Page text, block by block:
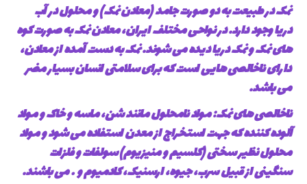
نمک در طبیعت به دو صورت جامد (معادن نمک) و محلول در آب
دریا وجود دارد. در نواحی مختلف ایران، معادن نمک به صورت کوه
های نمک و نمک دریا دیده می شوند. نمک به دست آمده از معادن،
دارای ناخالصی هایی است که برای سلامتی انسان بسیار مضر
می باشد.
ناخالصی های نمک: مواد نامحلول مانند شن، ماسه و خاک و مواد
آلوده کننده که جهت استخراج از معدن استفاده می شود و مواد
محلول نظیر سختی (کلسیم و منیزیوم) سولفات و فلزات
سنگینی از قبیل سرب، جیوه، ارسنیک، کادمیوم و … می باشند.